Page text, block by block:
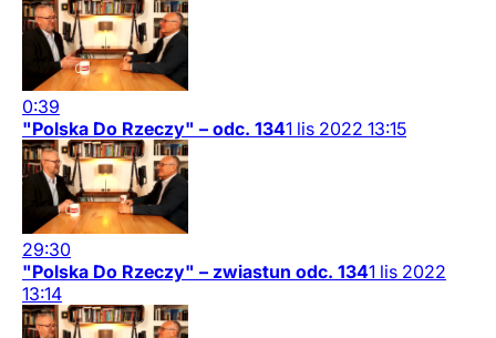
0:39
"Polska Do Rzeczy" – odc. 1341 lis 2022 13:15
29:30
"Polska Do Rzeczy" – zwiastun odc. 1341 lis 2022
13:14